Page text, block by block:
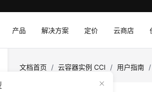
产品 解决方案 定价 云商店
文档首页 / 云容器实例 CCI / 用户指南 /